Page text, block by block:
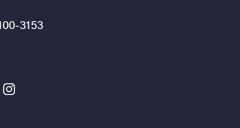
3153
instagram